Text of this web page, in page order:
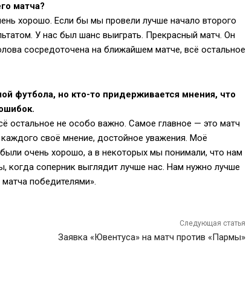
матча?
хорошо. Если бы мы провели лучше начало второго
У нас был шанс выиграть. Прекрасный матч. Он
сосредоточена на ближайшем матче, всё остальное
футбола, но кто-то придерживается мнения, что
остальное не особо важно. Самое главное — это матч
своё мнение, достойное уважения. Моё
очень хорошо, а в некоторых мы понимали, что нам
когда соперник выглядит лучше нас. Нам нужно лучше
победителями».
Следующая статья
Заявка «Ювентуса» на матч против «Пармы»